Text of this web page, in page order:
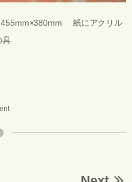
455mm×380mm 紙にアクリル
具